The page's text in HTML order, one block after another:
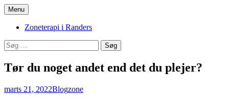
Hop
til
indhold
Stinas Zoneterapi
Menu
Zoneterapi i Randers
Søg
efter:
Tør du noget andet end det du plejer?
marts 21, 2022Blogzone